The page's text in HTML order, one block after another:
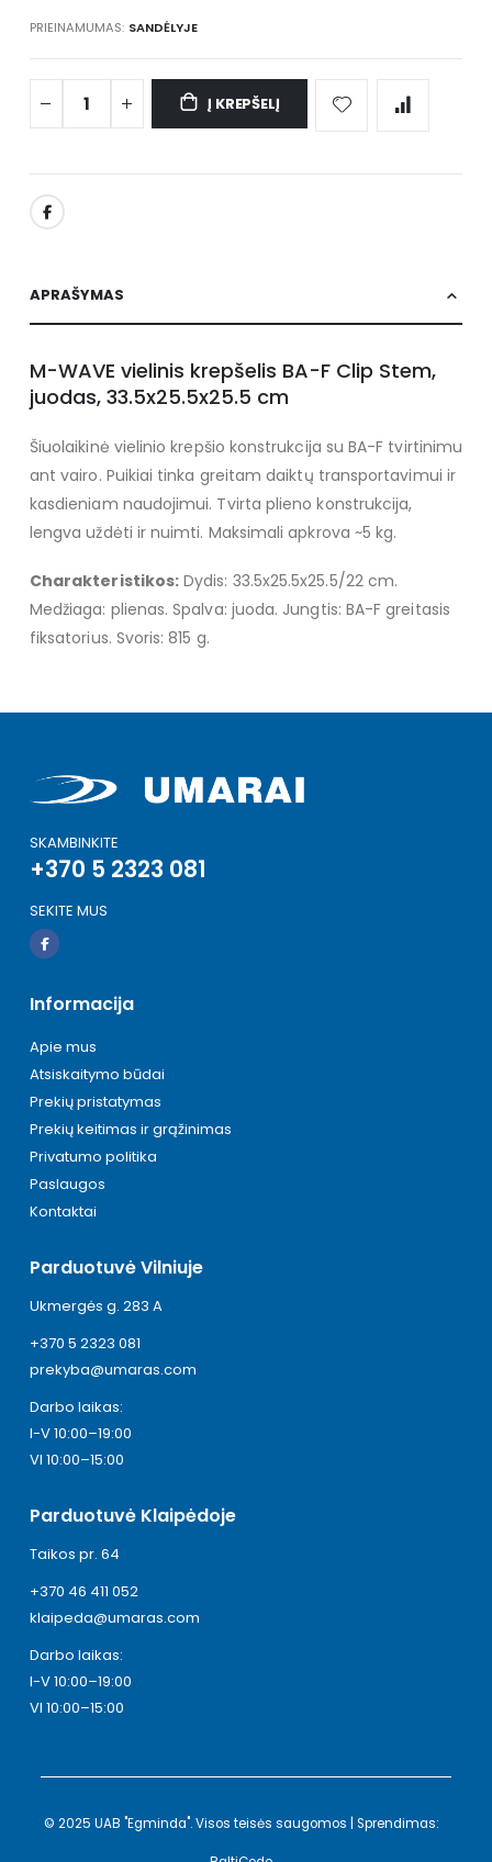
PRIEINAMUMAS: SANDĖLYJE
Į KREPŠELĮ
APRAŠYMAS
M-WAVE vielinis krepšelis BA-F Clip Stem,
juodas, 33.5x25.5x25.5 cm
Šiuolaikinė vielinio krepšio konstrukcija su BA-F tvirtinimu
ant vairo. Puikiai tinka greitam daiktų transportavimui ir
kasdieniam naudojimui. Tvirta plieno konstrukcija,
lengva uždėti ir nuimti. Maksimali apkrova ~5 kg.
Charakteristikos: Dydis: 33.5x25.5x25.5/22 cm.
Medžiaga: plienas. Spalva: juoda. Jungtis: BA-F greitasis
fiksatorius. Svoris: 815 g.
SKAMBINKITE
+370 5 2323 081
SEKITE MUS
Informacija
Apie mus
Atsiskaitymo būdai
Prekių pristatymas
Prekių keitimas ir grąžinimas
Privatumo politika
Paslaugos
Kontaktai
Parduotuvė Vilniuje
Ukmergės g. 283 A
+370 5 2323 081
prekyba@umaras.com
Darbo laikas:
I-V 10:00–19:00
VI 10:00–15:00
Parduotuvė Klaipėdoje
Taikos pr. 64
+370 46 411 052
klaipeda@umaras.com
Darbo laikas:
I-V 10:00–19:00
VI 10:00–15:00
© 2025 UAB "Egminda". Visos teisės saugomos | Sprendimas: